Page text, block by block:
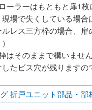
ーラーはもともと扉1
場で失くしている場
レス三方枠の場合、
はそのままで構いませ
たビス穴が残りますの
折戸ユニット部品・部